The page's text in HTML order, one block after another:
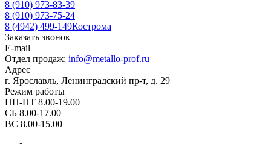
8 (910) 973-83-39
8 (910) 973-75-24
8 (4942) 499-149Кострома
Заказать звонок
E-mail
Отдел продаж: info@metallo-prof.ru
Адрес
г. Ярославль, Ленинградский пр-т, д. 29
Режим работы
ПН-ПТ 8.00-19.00
СБ 8.00-17.00
ВС 8.00-15.00